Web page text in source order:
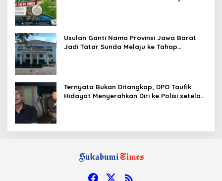
Usulan Ganti Nama Provinsi Jawa Barat
Jadi Tatar Sunda Melaju ke Tahap
Ternyata Bukan Ditangkap, DPO Taufik
Hidayat Menyerahkan Diri ke Polisi setelah